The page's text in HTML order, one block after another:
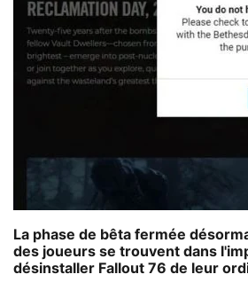
La phase de bêta fermée
des joueurs se trouvent dans
désinstaller Fallout 76 de leur